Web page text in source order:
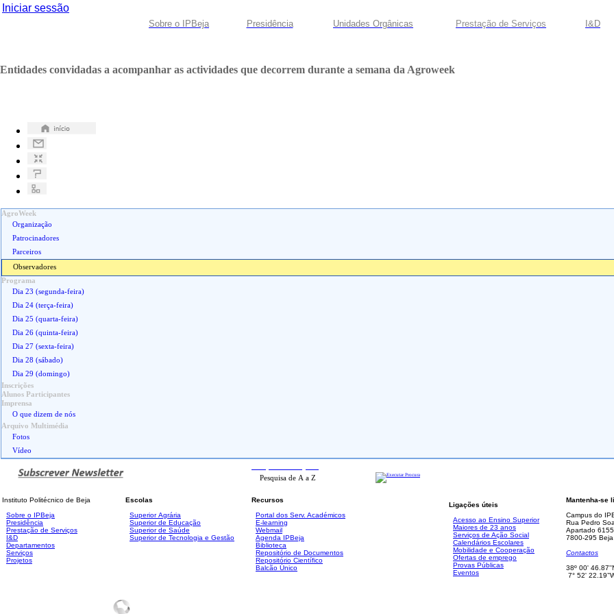
Iniciar sessão
Sobre o IPBeja Presidência Unidades Orgânicas Prestação de Serviços I&D
Entidades convidadas a acompanhar as actividades que decorrem durante a semana da Agroweek
AgroWeek
Organização
Patrocinadores
Parceiros
Observadores
Programa
Dia 23 (segunda-feira)
Dia 24 (terça-feira)
Dia 25 (quarta-feira)
Dia 26 (quinta-feira)
Dia 27 (sexta-feira)
Dia 28 (sábado)
Dia 29 (domingo)
Inscrições
Alunos Participantes
Imprensa
O que dizem de nós
Arquivo Multimédia
Fotos
Vídeo
Instituto Politécnico de Beja
Sobre o IPBeja
Presidência
Prestação de Serviços
I&D
Departamentos
Serviços
Projetos
Escolas
Superior Agrária
Superior de Educação
Superior de Saúde
Superior de Tecnologia e Gestão
Recursos
Portal dos Serv. Académicos
E-learning
Webmail
Agenda IPBeja
Biblioteca
Repositório de Documentos
Repositório Científico
Balcão Único
Ligações úteis
Acesso ao Ensino Superior
Maiores de 23 anos
Serviços de Ação Social
Calendários Escolares
Mobilidade e Cooperação
Ofertas de emprego
Provas Públicas
Eventos
Mantenha-se
Campus do
Rua Pedro
Apartado 6155
7800-295 Beja
Contactos
38º 00'
7° 52'